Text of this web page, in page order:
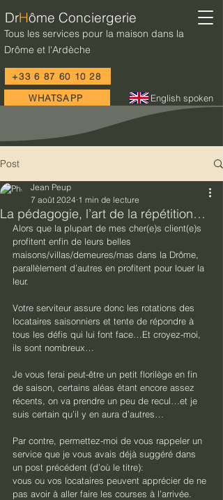
DrHôme Conciergerie
Tous les services pour la maison dans la
Drôme et l'Ardèche
English spoken
+33 6 87 60 10 28
WHATSAPP
Post
La pédagogie, l’art de la répétition…
Jean Peup
7 août 2024 1 min de lecture
Alors que la plupart de mes cher(e)s client(e)s
profitent enfin de leurs belles
maisons/villas/demeures/mas dans la Drôme,
parallèlement d’autres en profitent pour louer la
leur.
Votre serviteur assure donc les rotations des
locataires saisonniers et tente de répondre à
tous les défis qui lui font face…Et croyez-moi,
ils sont nombreux…
Je vous ferai peut-être un petit florilège en fin
de saison, certains aléas étant encore assez
récents, on va prendre un peu de recul…et je
suis certain qu’il y en aura d’autres…
Par contre, permettez-moi de vous rappeler un
service que je vous avais déjà suggéré dans
un post précédent (d’où le titre):
vous ou vos locataires peuvent apprécier de ne
pas avoir à aller faire les courses à l’arrivée.